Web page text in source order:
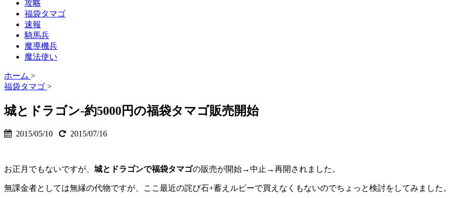
攻略
福袋タマゴ
速報
騎馬兵
魔導機兵
魔法使い
ホーム >
福袋タマゴ >
城とドラゴン-約5000円の福袋タマゴ販売開始
2015/05/10 2015/07/16
お正月でもないですが、 城とドラゴンで福袋タマゴの販売が開始→中止→再開されました。
無課金者としては無縁の代物ですが、ここ最近の詫び石+蓄えルビーで買えなくもないのでちょっと検討をしてみました。